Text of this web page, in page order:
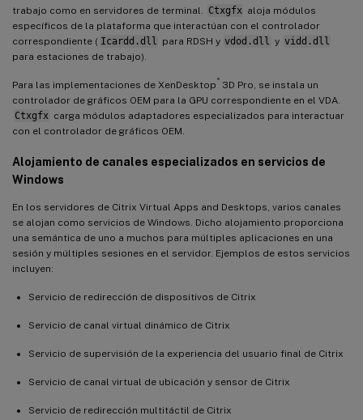
trabajo como en servidores de terminal.
Ctxgfx aloja módulos
específicos de la plataforma que interactúan con el controlador
correspondiente ( Icardd.dll para RDSH y vdod.dll y vidd.dll
para estaciones de trabajo).
Para las implementaciones de XenDesktop ®
3D Pro, se instala un
controlador de gráficos OEM para la GPU correspondiente en el VDA.
Ctxgfx carga módulos adaptadores especializados para interactuar
con el controlador de gráficos OEM.
Alojamiento de canales especializados en servicios de
Windows
En los servidores de Citrix Virtual Apps and Desktops, varios canales
se alojan como servicios de Windows. Dicho alojamiento proporciona
una semántica de uno a muchos para múltiples aplicaciones en una
sesión y múltiples sesiones en el servidor. Ejemplos de estos servicios
incluyen:
Servicio de redirección de dispositivos de Citrix
Servicio de canal virtual dinámico de Citrix
Servicio de supervisión de la experiencia del usuario final de Citrix
Servicio de canal virtual de ubicación y sensor de Citrix
Servicio de redirección multitáctil de Citrix